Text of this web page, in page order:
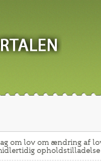
om lov om ændring af